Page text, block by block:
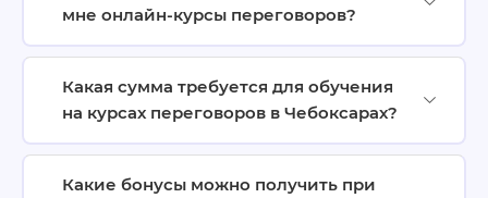
мне онлайн-курсы переговоров?
Какая сумма требуется для обучения
на курсах переговоров в Чебоксарах?
Какие бонусы можно получить при